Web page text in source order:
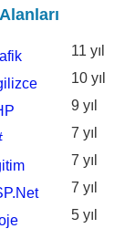
11 yıl
10 yıl
9 yıl
7 yıl
7 yıl
7 yıl
5 yıl